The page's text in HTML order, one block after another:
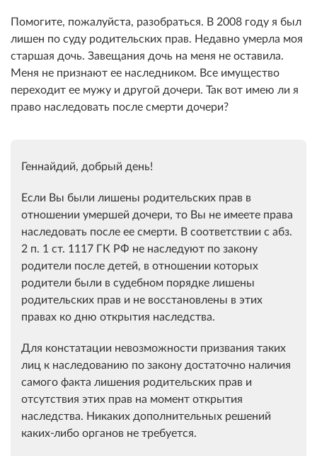
Помогите, пожалуйста, разобраться. В 2008 году я был
лишен по суду родительских прав. Недавно умерла моя
старшая дочь. Завещания дочь на меня не оставила.
Меня не признают ее наследником. Все имущество
переходит ее мужу и другой дочери. Так вот имею ли я
право наследовать после смерти дочери?
Геннайдий, добрый день!
Если Вы были лишены родительских прав в
отношении умершей дочери, то Вы не имеете права
наследовать после ее смерти. В соответствии с абз.
2 п. 1 ст. 1117 ГК РФ не наследуют по закону
родители после детей, в отношении которых
родители были в судебном порядке лишены
родительских прав и не восстановлены в этих
правах ко дню открытия наследства.
Для констатации невозможности призвания таких
лиц к наследованию по закону достаточно наличия
самого факта лишения родительских прав и
отсутствия этих прав на момент открытия
наследства. Никаких дополнительных решений
каких-либо органов не требуется.